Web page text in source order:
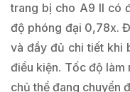
trang bị cho A9 II có
độ phóng đại 0,78x.
và đầy đủ chi tiết khi
điều kiện. Tốc độ làm
chủ thể đang chuyển